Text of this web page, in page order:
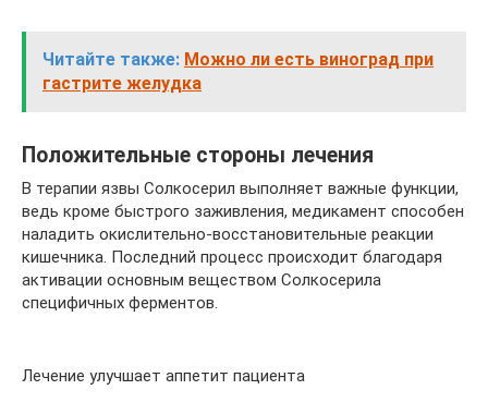
Читайте также: Можно ли есть виноград при
гастрите желудка
Положительные стороны лечения
В терапии язвы Солкосерил выполняет важные функции,
ведь кроме быстрого заживления, медикамент способен
наладить окислительно-восстановительные реакции
кишечника. Последний процесс происходит благодаря
активации основным веществом Солкосерила
специфичных ферментов.
Лечение улучшает аппетит пациента